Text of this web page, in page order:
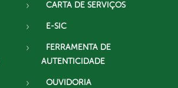
CARTA DE SERVIÇOS
E-SIC
FERRAMENTA DE
AUTENTICIDADE
OUVIDORIA